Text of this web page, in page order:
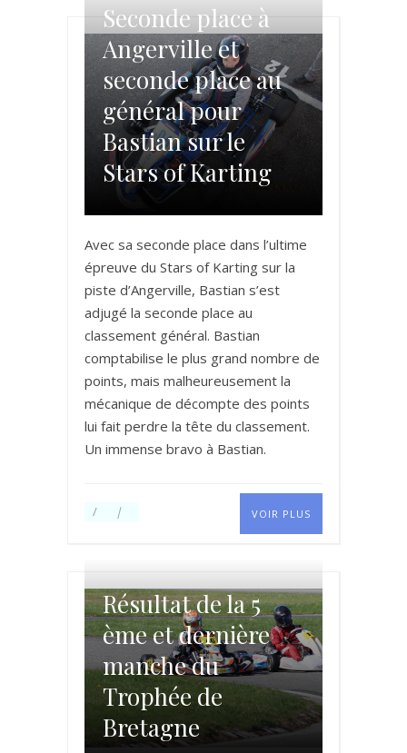
Seconde place à
Angerville et
seconde place au
général pour
Bastian sur le
Stars of Karting
Avec sa seconde place dans l’ultime
épreuve du Stars of Karting sur la
piste d’Angerville, Bastian s’est
adjugé la seconde place au
classement général. Bastian
comptabilise le plus grand nombre de
points, mais malheureusement la
mécanique de décompte des points
lui fait perdre la tête du classement.
Un immense bravo à Bastian.
VOIR PLUS
Résultat de la 5
ème et dernière
manche du
Trophée de
Bretagne